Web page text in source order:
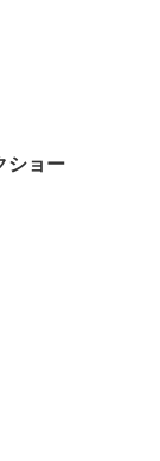
ショー